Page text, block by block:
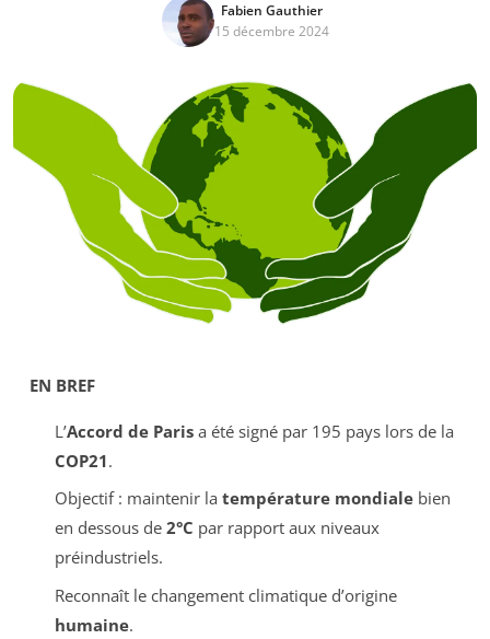
Fabien Gauthier
15 décembre 2024
EN BREF
L’Accord de Parisa été signé par 195 pays lors de la
COP21.
Objectif : maintenir la température mondialebien
en dessous de 2°C par rapport aux niveaux
préindustriels.
Reconnaît le changement climatique d’origine
humaine.